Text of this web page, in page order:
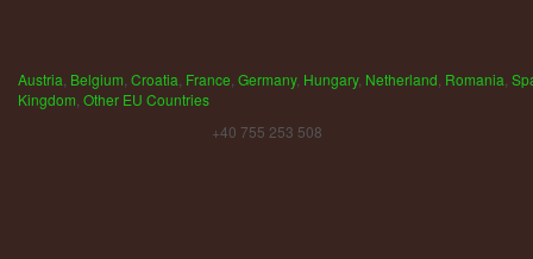
Austria Belgium Croatia France Germany, Hungary, Netherland Romania
Kingdom Other EU Countries
+40 755 253 508